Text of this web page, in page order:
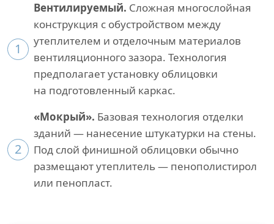
1
Вентилируемый. Сложная многослойная
конструкция с обустройством между
утеплителем и отделочным материалов
вентиляционного зазора. Технология
предполагает установку облицовки
на подготовленный каркас.
2
«Мокрый». Базовая технология отделки
зданий — нанесение штукатурки на стены.
Под слой финишной облицовки обычно
размещают утеплитель — пенополистирол
или пенопласт.